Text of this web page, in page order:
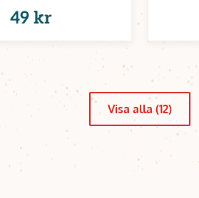
49 kr
Visa alla (12)